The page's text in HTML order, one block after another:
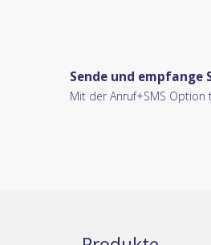
Sende und empfange
Mit der Anruf+SMS